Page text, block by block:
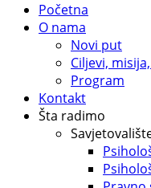
Početna
O nama
Novi put
Ciljevi,
Program
Kontakt
Šta radimo